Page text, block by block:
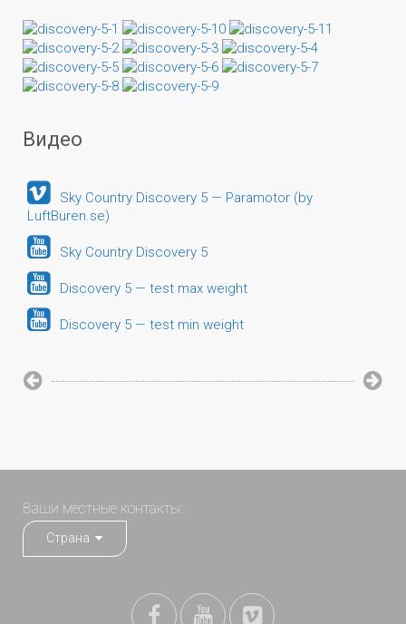
Видео
Sky Country Discovery 5 — Paramotor (by
LuftBuren.se)
Sky Country Discovery 5
Discovery 5 — test max weight
Discovery 5 — test min weight
Ваши местные контакты:
Страна